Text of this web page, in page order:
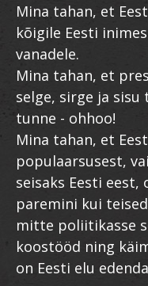
Mina tahan, et
kõigile Eesti
vanadele.
Mina tahan, et
selge, sirge ja
tunne - ohhoo!
Mina tahan, et
populaarsusest,
seisaks Eesti eest,
paremini kui
mitte poliitikasse
koostööd ning
on Eesti elu